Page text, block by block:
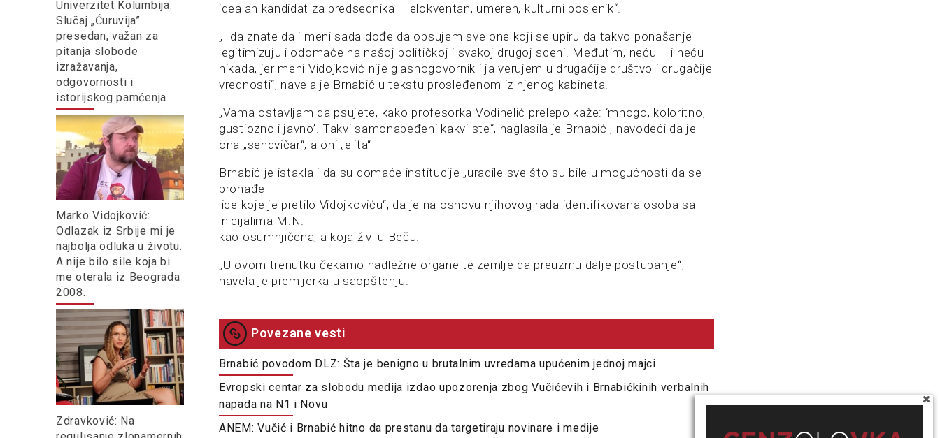
Univerzitet Kolumbija:
Slučaj „Ćuruvija”
presedan, važan za
pitanja slobode
izražavanja,
odgovornosti i
istorijskog pamćenja
Marko Vidojković:
Odlazak iz Srbije mi je
najbolja odluka u životu.
A nije bilo sile koja bi
me oterala iz Beograda
2008.
Zdravković: Na
idealan kandidat za predsednika – elokventan, umeren, kulturni poslenik“.
„I da znate da i meni sada dođe da opsujem sve one koji se upiru da takvo ponašanje
legitimizuju i odomaće na našoj političkoj i svakoj drugoj sceni. Međutim, neću – i neću
nikada, jer meni Vidojković nije glasnogovornik i ja verujem u drugačije društvo i drugačije
vrednosti“, navela je Brnabić u tekstu prosleđenom iz njenog kabineta.
„Vama ostavljam da psujete, kako profesorka Vodinelić prelepo kaže: ‘mnogo, koloritno,
gustiozno i javno’. Takvi samonabeđeni kakvi ste“, naglasila je Brnabić , navodeći da je
ona „sendvičar“, a oni „elita“
Brnabić je istakla i da su domaće institucije „uradile sve što su bile u mogućnosti da se
pronađe
lice koje je pretilo Vidojkoviću“, da je na osnovu njihovog rada identifikovana osoba sa
inicijalima M.N.
kao osumnjičena, a koja živi u Beču.
„U ovom trenutku čekamo nadležne organe te zemlje da preuzmu dalje postupanje“,
navela je premijerka u saopštenju.
Povezane vesti
Brnabić povodom DLZ: Šta je benigno u brutalnim uvredama upućenim jednoj majci
Evropski centar za slobodu medija izdao upozorenja zbog Vučićevih i Brnabićkinih verbalnih
napada na N1 i Novu
ANEM: Vučić i Brnabić hitno da prestanu da targetiraju novinare i medije